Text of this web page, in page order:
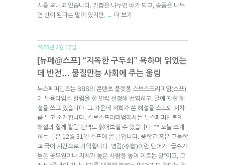
시를 보내고 있습니다. 기쁨은 나누면 배가 되고, 슬픔은 나누
면 반이 된다는 말이 있지만,
→ 더 보기
2025년 2월 17일.
[뉴페@스프] “지독한 구두쇠” 욕하며 읽었는
데 반전… 물질만능 사회에 주는 울림
뉴스페퍼민트는 SBS의 콘텐츠 플랫폼 스브스프리미엄(스프)
에 뉴욕타임스 칼럼을 한 편씩 선정해 번역하고, 글에 관한 해
설을 쓰고 있습니다. 그 가운데 저희가 쓴 해설을 스프와 시차
를 두고 소개합니다. 스브스프리미엄에서는 뉴스페퍼민트의
해설과 함께 칼럼 번역도 읽어보실 수 있습니다. ** 오늘 소개
하는 글은 12월 31일 스프에 쓴 글입니다. 중학교 혹은 고등학
교 국어 시간으로 기억합니다. 영감(令監)이란 단어가 “급수가
높은 공무원이나 지체가 높은 사람을 높여 이르는 말”이고, 그